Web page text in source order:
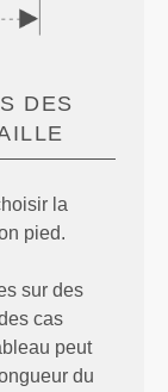
DES
la
pied.
sur des
cas
peut
du